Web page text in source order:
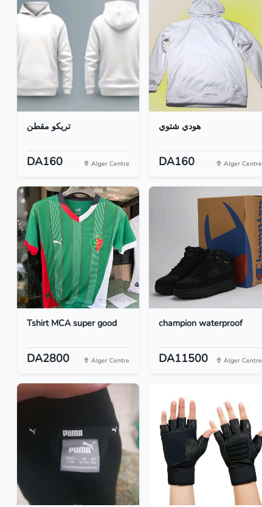
تريكو مقطن
DA160 Alger Centre
هودي شتوي
DA160 Alger Centre
Tshirt MCA super good
DA2800 Alger Centre
champion waterproof
DA11500 Alger Centre